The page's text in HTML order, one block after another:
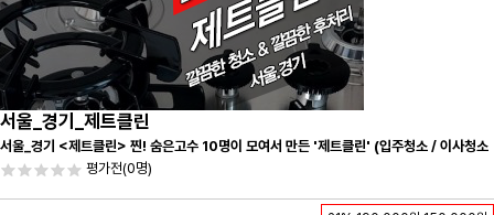
서울_경기_제트클린
서울_경기 <제트클린> 찐! 숨은고수 10명이 모여서 만든 '제트클린' (입주청소 / 이사청소
/ 줄눈시공) 항상 꼼꼼하게 친절하게 응대하겠습니다^-^
평가전(0명)